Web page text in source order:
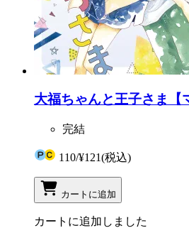
大福ちゃんと王子さま【
完結
110/¥121(税込)
カートに追加
カートに追加しました